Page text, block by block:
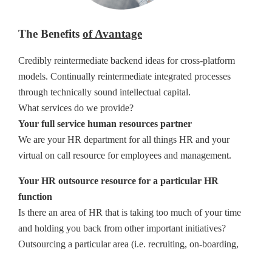
The Benefits of Avantage
Credibly reintermediate backend ideas for cross-platform
models. Continually reintermediate integrated processes
through technically sound intellectual capital.
What services do we provide?
Your full service human resources partner
We are your HR department for all things HR and your
virtual on call resource for employees and management.
Your HR outsource resource for a particular HR
function
Is there an area of HR that is taking too much of your time
and holding you back from other important initiatives?
Outsourcing a particular area (i.e. recruiting, on-boarding,